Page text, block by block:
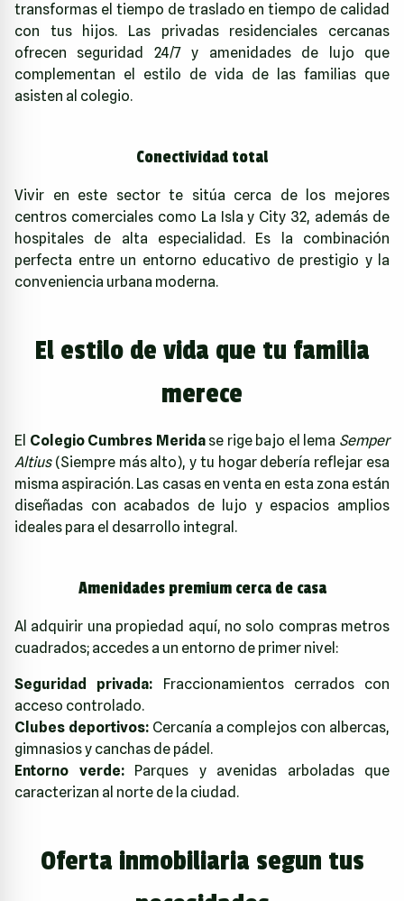
transformas el tiempo de traslado en tiempo de calidad
con tus hijos. Las privadas residenciales cercanas
ofrecen seguridad 24/7 y amenidades de lujo que
complementan el estilo de vida de las familias que
asisten al colegio.
Conectividad total
Vivir en este sector te sitúa cerca de los mejores
centros comerciales como La Isla y City 32, además de
hospitales de alta especialidad. Es la combinación
perfecta entre un entorno educativo de prestigio y la
conveniencia urbana moderna.
El estilo de vida que tu familia
merece
El Colegio Cumbres Meridase rige bajo el lema Semper
Altius(Siempre más alto), y tu hogar debería reflejar esa
misma aspiración. Las casas en venta en esta zona están
diseñadas con acabados de lujo y espacios amplios
ideales para el desarrollo integral.
Amenidades premium cerca de casa
Al adquirir una propiedad aquí, no solo compras metros
cuadrados; accedes a un entorno de primer nivel:
Seguridad privada: Fraccionamientos cerrados con
acceso controlado.
Clubes deportivos:Cercanía a complejos con albercas,
gimnasios y canchas de pádel.
Entorno verde:Parques y avenidas arboladas que
caracterizan al norte de la ciudad.
Oferta inmobiliaria segun tus